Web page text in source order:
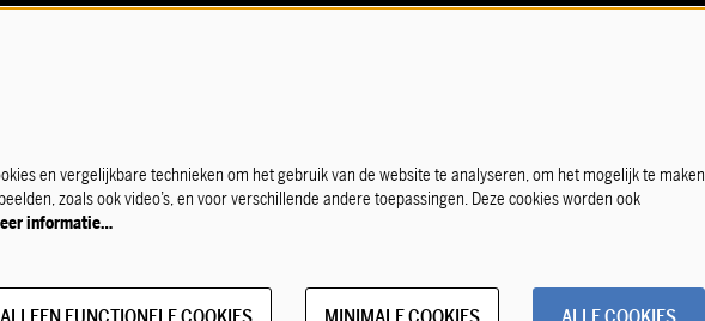
Producties
Volg ons
en vergelijkbare technieken om het gebruik van de website te analyseren, om het mogelijk te maken
zoals ook video’s, en voor verschillende andere toepassingen. Deze cookies worden ook
informatie…